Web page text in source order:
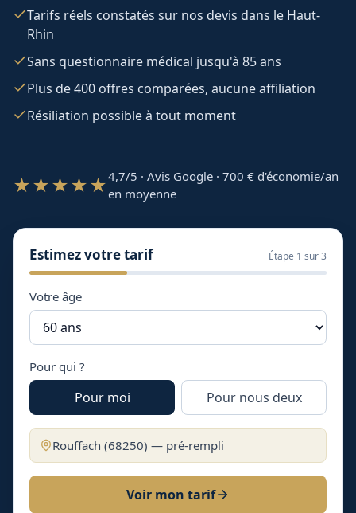
Tarifs réels constatés sur nos devis dans le Haut-
Rhin
Sans questionnaire médical jusqu'à 85 ans
Plus de 400 offres comparées, aucune affiliation
Résiliation possible à tout moment
★★★★★4,7/5 · Avis Google · 700 € d'économie/an
en moyenne
Estimez votre tarif Étape 1 sur 3
Votre âge
Pour qui ?
Pour moi Pour nous deux
Rouffach (68250) — pré-rempli
Voir mon tarif